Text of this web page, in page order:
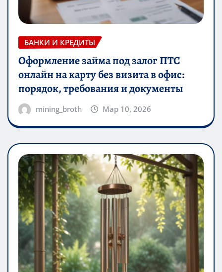
БАНКИ И КРЕДИТЫ
Оформление займа под залог ПТС
онлайн на карту без визита в офис:
порядок, требования и документы
mining_broth Мар 10, 2026